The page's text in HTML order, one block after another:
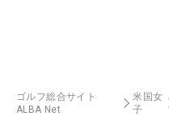
ゴルフ総合サイト
ALBA Net
米国女
子